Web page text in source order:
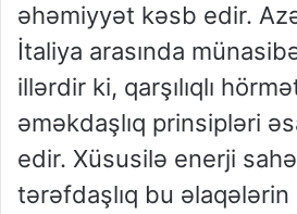
əhəmiyyət kəsb edir.
İtaliya arasında
illərdir ki, qarşılıqlı
əməkdaşlıq prinsipləri
edir. Xüsusilə enerji
tərəfdaşlıq bu əlaqələrin